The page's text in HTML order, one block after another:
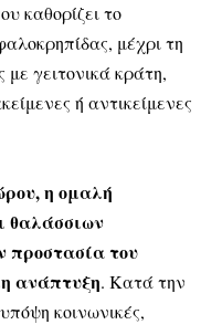
καθορίζει το
μέχρι τη
γειτονικά κράτη,
ή αντικείμενες
η ομαλή
θαλάσσιων
προστασία του
ανάπτυξη. Κατά την
κοινωνικές,